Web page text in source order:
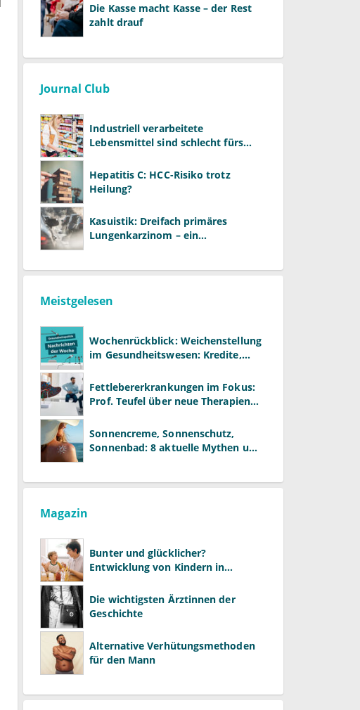
Die Kasse macht Kasse – der Rest
zahlt drauf
Journal Club
Industriell verarbeitete
Lebensmittel sind schlecht fürs
Hepatitis C: HCC-Risiko trotz
Heilung?
Kasuistik: Dreifach primäres
Lungenkarzinom – ein
Meistgelesen
Wochenrückblick: Weichenstellung
im Gesundheitswesen: Kredite,
Fettlebererkrankungen im Fokus:
Prof. Teufel über neue Therapien
Sonnencreme, Sonnenschutz,
Sonnenbad: 8 aktuelle Mythen und
Magazin
Bunter und glücklicher?
Entwicklung von Kindern in
Die wichtigsten Ärztinnen der
Geschichte
Alternative Verhütungsmethoden
für den Mann